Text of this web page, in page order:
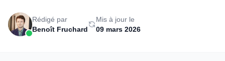
Rédigé par
Benoît Fruchard
Mis à jour le
09 mars 2026